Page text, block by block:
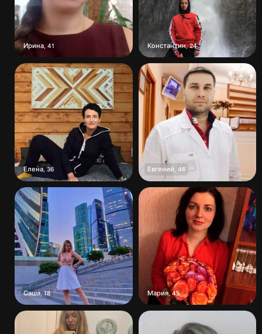
Ирина 41 Константин,24
Елена ,36 Евгений 46
Саша,18 Мария,45